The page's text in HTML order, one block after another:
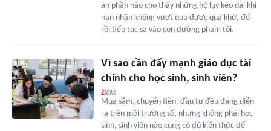
án phần nào cho thấy những hệ lụy kéo dài khi
nạn nhân không vượt qua được quá khứ, để
rồi tiếp tục sa vào con đường phạm tội.
Vì sao cần đẩy mạnh giáo dục tài
chính cho học sinh, sinh viên?
Mua sắm, chuyển tiền, đầu tư đều đang diễn
ra trên môi trường số, nhưng không phải học
sinh, sinh viên nào cũng có đủ kiến thức để